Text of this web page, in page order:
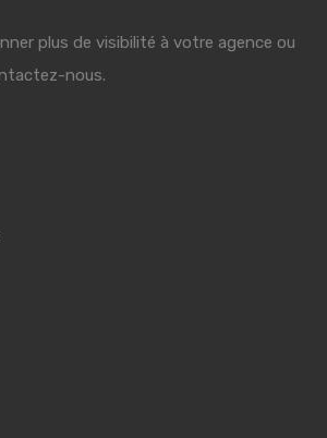
plus de visibilité à votre agence ou
nous.